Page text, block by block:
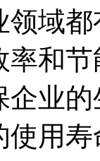
领域
率和
企业
使用